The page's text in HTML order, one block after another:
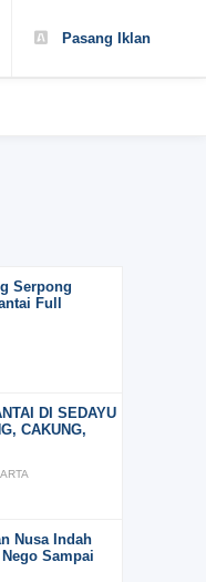
Pasang Iklan
Serpong
Full
DI SEDAYU
CAKUNG,
Nusa Indah
Sampai